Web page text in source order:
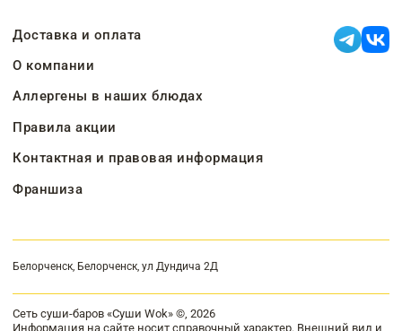
Доставка и оплата
О компании
Аллергены в наших блюдах
Правила акции
Контактная и правовая информация
Франшиза
Белорченск, Белорченск, ул Дундича 2Д
Сеть суши-баров «Суши Wok» ©, 2026
Информация на сайте носит справочный характер. Внешний вид и